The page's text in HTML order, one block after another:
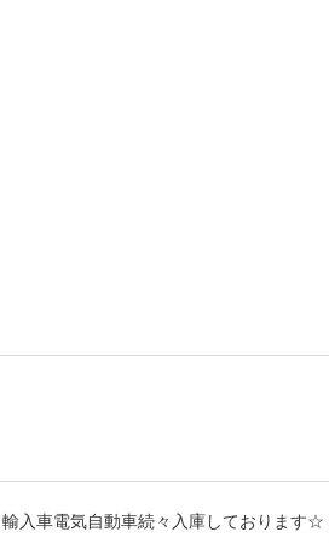
入車電気自動車続々入庫しております☆